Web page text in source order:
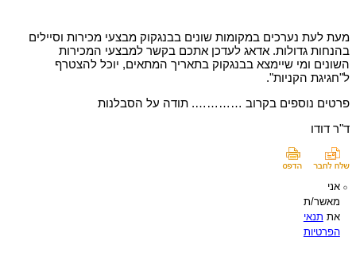
מעת לעת נערכים במקומות שונים בבנגקוק מבצעי מכירות וסיילים
בהנחות גדולות. אדאג לעדכן אתכם בקשר למבצעי המכירות
השונים ומי שיימצא בבנגקוק בתאריך המתאים, יוכל להצטרף
ל"חגיגת הקניות".
פרטים נוספים בקרוב …………. תודה על הסבלנות
ד"ר דודו
אני
מאשר/ת
את תנאי
הפרטיות